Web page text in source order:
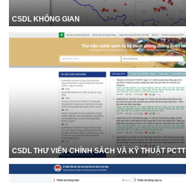
CSDL KHÔNG GIAN
CSDL THƯ VIỆN CHÍNH SÁCH VÀ KỸ THUẬT PCTT